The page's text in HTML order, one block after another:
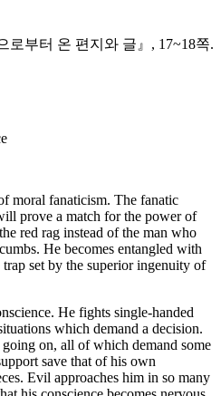
로부터 온 편지와 글』, 17~18쪽.
moral fanaticism. The fanatic
prove a match for the power of
red rag instead of the man who
He becomes entangled with
set by the superior ingenuity of
He fights single-handed
which demand a decision.
on, all of which demand some
save that of his own
Evil approaches him in so many